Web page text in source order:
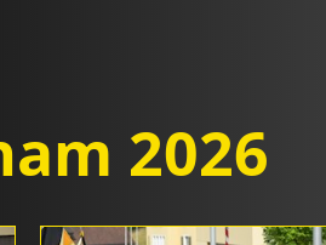
2026